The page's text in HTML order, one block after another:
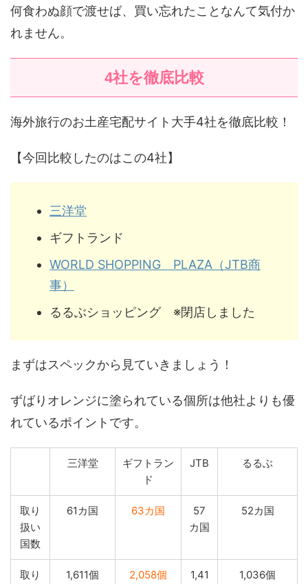
何食わぬ顔で渡せば、買い忘れたことなんて気付か
れません。
4社を徹底比較
海外旅行のお土産宅配サイト大手4社を徹底比較！
【今回比較したのはこの4社】
三洋堂
ギフトランド
WORLD SHOPPING PLAZA（JTB商
事）
るるぶショッピング ※閉店しました
まずはスペックから見ていきましょう！
ずばりオレンジに塗られている個所は他社よりも優
れているポイントです。
三洋堂
ギフトラン
ド
JTB るるぶ
取り
扱い
国数
61カ国 63カ国
57
カ国
52カ国
取り
1,611個 2,058個
1,41
1,036個